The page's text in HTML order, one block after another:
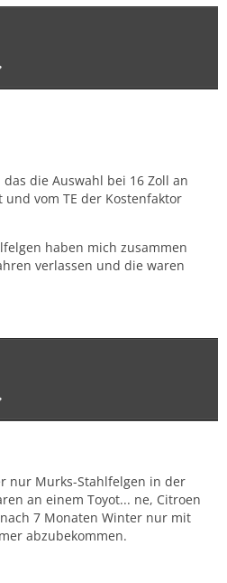
die Auswahl bei 16 Zoll an
vom TE der Kostenfaktor
haben mich zusammen
verlassen und die waren
nur Murks-Stahlfelgen in der
an einem Toyot... ne, Citroen
7 Monaten Winter nur mit
abzubekommen.